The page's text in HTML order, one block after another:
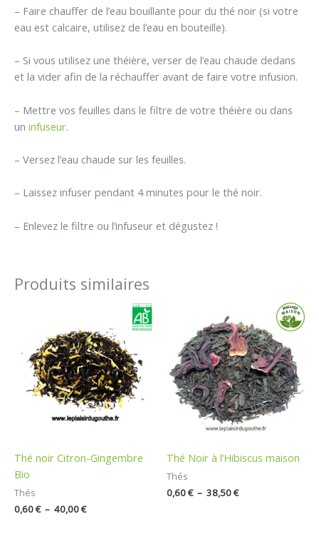
– Faire chauffer de l’eau bouillante pour du thé noir (si votre
eau est calcaire, utilisez de l’eau en bouteille).
– Si vous utilisez une théière, verser de l’eau chaude dedans
et la vider afin de la réchauffer avant de faire votre infusion.
– Mettre vos feuilles dans le filtre de votre théière ou dans
un infuseur.
– Versez l’eau chaude sur les feuilles.
– Laissez infuser pendant 4 minutes pour le thé noir.
– Enlevez le filtre ou l’infuseur et dégustez !
Produits similaires
Thé noir Citron-Gingembre
Bio
Thés
0,60€ – 40,00€
prix :
0,60 €
à
40,00 €
Thé Noir à l’Hibiscus maison
Thés
0,60€ – 38,50€
de
prix :
0,60 €
à
38,50 €